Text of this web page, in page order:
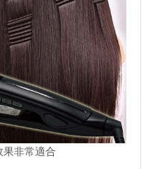
果非常適合